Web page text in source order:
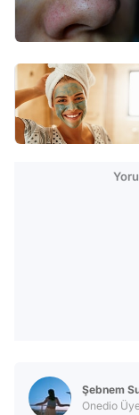
Şebnem
Onedio